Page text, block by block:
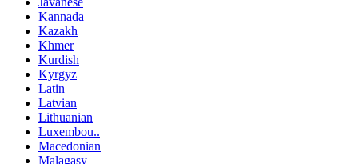
Kannada
Kazakh
Khmer
Kurdish
Kyrgyz
Latin
Latvian
Lithuanian
Luxembou..
Macedonian
Malagasy